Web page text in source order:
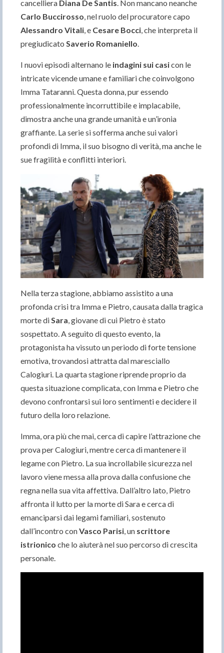
cancelliera Diana De Santis. Non mancano neanche
Carlo Buccirosso, nel ruolo del procuratore capo
Alessandro Vitali, e Cesare Bocci, che interpreta il
pregiudicato Saverio Romaniello.
I nuovi episodi alternano le indagini sui casicon le
intricate vicende umane e familiari che coinvolgono
Imma Tataranni. Questa donna, pur essendo
professionalmente incorruttibile e implacabile,
dimostra anche una grande umanità e un’ironia
graffiante. La serie si sofferma anche sui valori
profondi di Imma, il suo bisogno di verità, ma anche le
sue fragilità e conflitti interiori.
Nella terza stagione, abbiamo assistito a una
profonda crisi tra Imma e Pietro, causata dalla tragica
morte diSara, giovane di cui Pietro è stato
sospettato. A seguito di questo evento, la
protagonista ha vissuto un periodo di forte tensione
emotiva, trovandosi attratta dal maresciallo
Calogiuri. La quarta stagione riprende proprio da
questa situazione complicata, con Imma e Pietro che
devono confrontarsi sui loro sentimenti e decidere il
futuro della loro relazione.
Imma, ora più che mai, cerca di capire l’attrazione che
prova per Calogiuri, mentre cerca di mantenere il
legame con Pietro. La sua incrollabile sicurezza nel
lavoro viene messa alla prova dalla confusione che
regna nella sua vita affettiva. Dall’altro lato, Pietro
affronta il lutto per la morte di Sara e cerca di
emanciparsi dai legami familiari, sostenuto
dall’incontro conVasco Parisi, un scrittore
istrionico che lo aiuterà nel suo percorso di crescita
personale.